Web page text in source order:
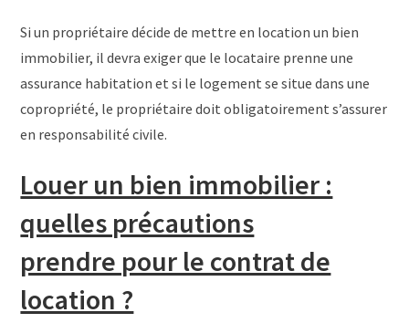
Si un propriétaire décide de mettre en location un bien
immobilier, il devra exiger que le locataire prenne une
assurance habitation et si le logement se situe dans une
copropriété, le propriétaire doit obligatoirement s’assurer
en responsabilité civile.
Louer un bien immobilier :
quelles précautions
prendre pour le contrat de
location ?